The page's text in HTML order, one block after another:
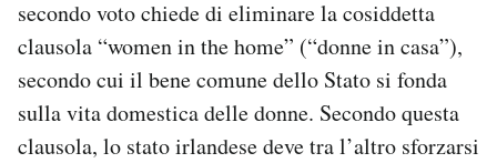
secondo voto chiede di eliminare la cosiddetta
clausola “women in the home” (“donne in casa”),
secondo cui il bene comune dello Stato si fonda
sulla vita domestica delle donne. Secondo questa
clausola, lo stato irlandese deve tra l’altro sforzarsi